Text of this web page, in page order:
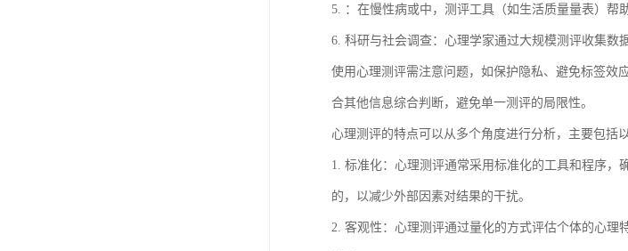
5. ：在慢性病或中，测评工具（如生活质量量表）帮
6. 科研与社会调查：心理学家通过大规模测评收集数
使用心理测评需注意问题，如保护隐私、避免标签效
合其他信息综合判断，避免单一测评的局限性。
心理测评的特点可以从多个角度进行分析，主要包括
1. 标准化：心理测评通常采用标准化的工具和程序
的，以减少外部因素对结果的干扰。
2. 客观性：心理测评通过量化的方式评估个体的心